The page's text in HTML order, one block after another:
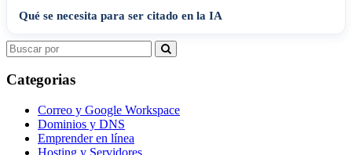
Qué se necesita para ser citado en la IA
Search
for:
Categorias
Correo y Google Workspace
Dominios y DNS
Emprender en línea
Hosting y Servidores